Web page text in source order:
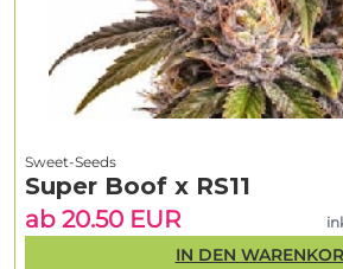
Sweet-Seeds
Super Boof x RS11
ab 20.50 EUR
IN DEN